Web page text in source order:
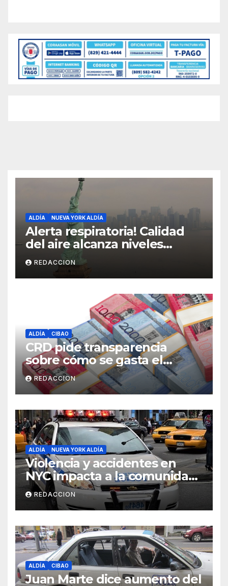
ALDÍA NUEVA YORK ALDÍA
Alerta respiratoria! Calidad
del aire alcanza niveles
peligrosos en NYC
REDACCION
ALDÍA CIBAO
CRD pide transparencia
sobre cómo se gasta el
dinero del Seguro Familiar de
Salud
REDACCION
ALDÍA NUEVA YORK ALDÍA
Violencia y accidentes en
NYC impacta a la comunidad
dominicana
REDACCION
ALDÍA CIBAO
Juan Marte dice aumento del